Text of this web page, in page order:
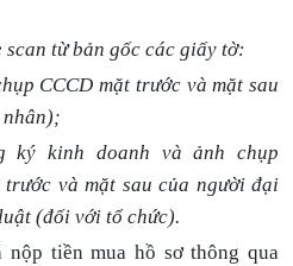
từ bản gốc các giấy tờ:
CCCD mặt trước và mặt sau
ký kinh doanh và ảnh chụp
trước và mặt sau của người đại
(đối với tổ chức).
tiền mua hồ sơ thông qua